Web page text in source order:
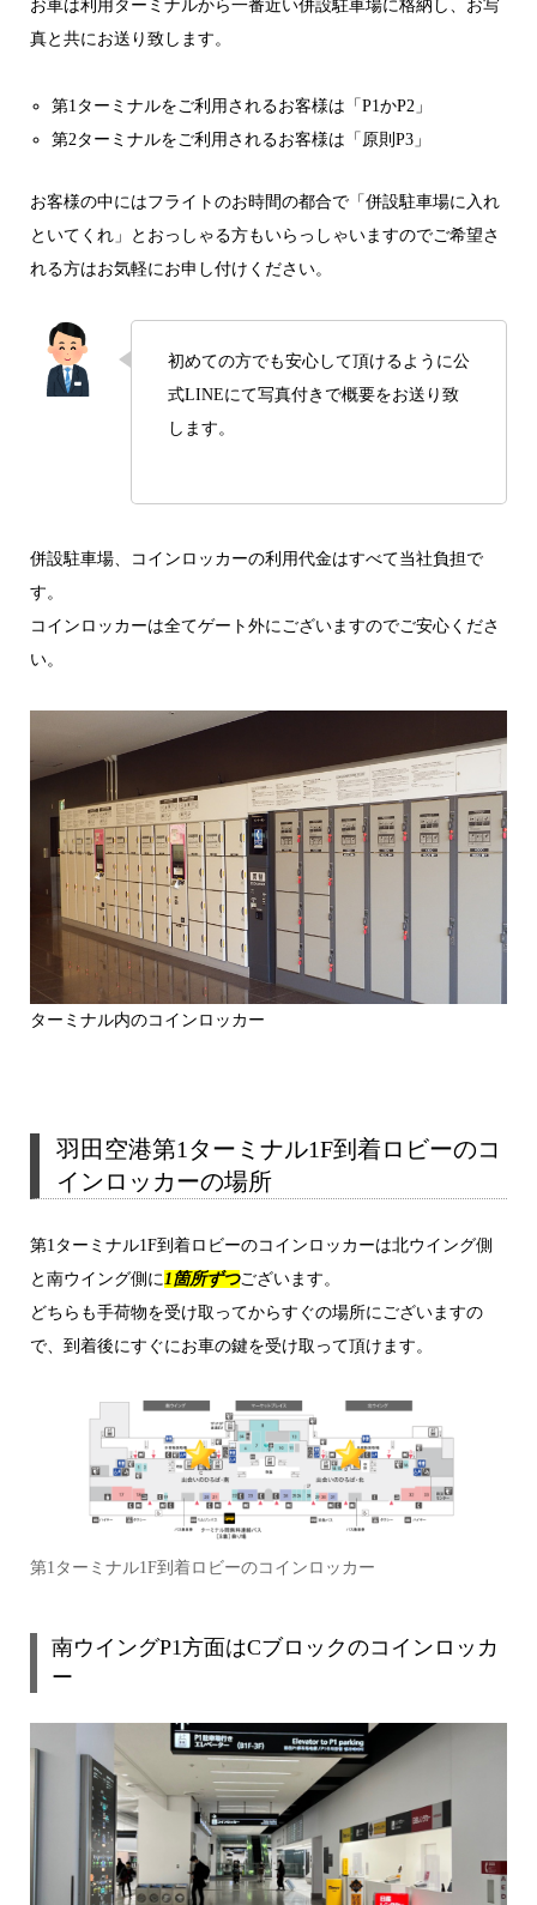
お車は利用ターミナルから一番近い併設駐車場に格納し、お写
真と共にお送り致します。
第1ターミナルをご利用されるお客様は「P1かP2」
第2ターミナルをご利用されるお客様は「原則P3」
お客様の中にはフライトのお時間の都合で「併設駐車場に入れ
といてくれ」とおっしゃる方もいらっしゃいますのでご希望さ
れる方はお気軽にお申し付けください。
初めての方でも安心して頂けるように公
式LINEにて写真付きで概要をお送り致
します。
併設駐車場、コインロッカーの利用代金はすべて当社負担で
す。
コインロッカーは全てゲート外にございますのでご安心くださ
い。
ターミナル内のコインロッカー
羽田空港第1ターミナル1F到着ロビーのコ
インロッカーの場所
第1ターミナル1F到着ロビーのコインロッカーは北ウイング側
と南ウイング側に 1箇所ずつございます。
どちらも手荷物を受け取ってからすぐの場所にございますの
で、到着後にすぐにお車の鍵を受け取って頂けます。
第1ターミナル1F到着ロビーのコインロッカー
南ウイングP1方面はCブロックのコインロッカ
ー